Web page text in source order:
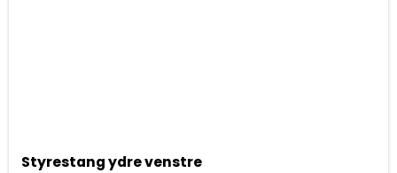
Styrestang ydre venstre